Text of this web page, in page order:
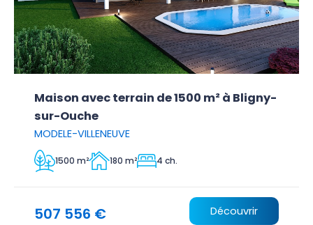
Maison avec terrain de 1500 m² à Bligny-
sur-Ouche
MODELE-VILLENEUVE
1500 m² 180 m² 4 ch.
507 556 € Découvrir